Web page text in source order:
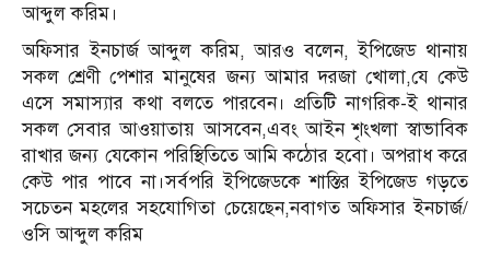
আব্দুল করিম।
অফিসার ইনচার্জ আব্দুল করিম, আরও বলেন, ইপিজেড থানায়
সকল শ্রেণী পেশার মানুষের জন্য আমার দরজা খোলা,যে কেউ
এসে সমাস্যার কথা বলতে পারবেন। প্রতিটি নাগরিক-ই থানার
সকল সেবার আওয়াতায় আসবেন,এবং আইন শৃংখলা স্বাভাবিক
রাখার জন্য যেকোন পরিস্থিতিতে আমি কঠোর হবো। অপরাধ করে
কেউ পার পাবে না।সর্বপরি ইপিজেডকে শাস্তির ইপিজেড গড়তে
সচেতন মহলের সহযোগিতা চেয়েছেন,নবাগত অফিসার ইনচার্জ/
ওসি আব্দুল করিম